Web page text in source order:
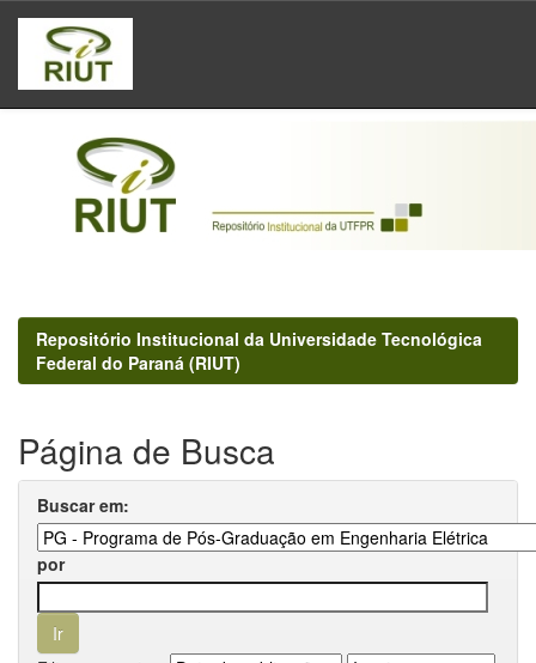
Skip
navigation
Repositório Institucional da Universidade Tecnológica
Federal do Paraná (RIUT)
Página de Busca
Buscar em:
por